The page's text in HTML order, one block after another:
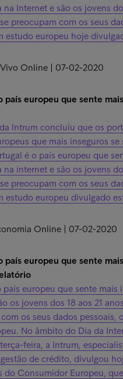
na Internet e são os jovens
preocupam com os seus
estudo europeu hoje
Online | 07-02-2020
país europeu que sente
Intrum concluiu que os
que mais inseguros se
é o país europeu que
na internet e são os jovens
preocupam com os seus
estudo europeu divulgado
Online | 07-02-2020
país europeu que sente
país europeu que sente mais
os jovens dos 18 aos 21
os seus dados pessoais,
No âmbito do Dia da
feira, a Intrum,
de crédito, divulgou
do Consumidor Europeu,